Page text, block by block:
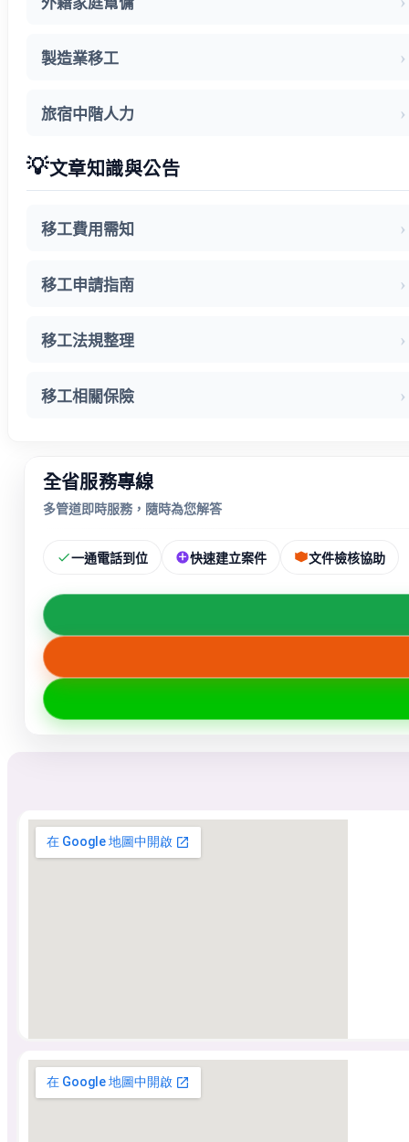
外籍家庭幫傭
製造業移工
旅宿中階人力
💡文章知識與公告
移工費用需知
移工申請指南
移工法規整理
移工相關保險
全省服務專線
多管道即時服務，隨時為您解答
一通電話到位 快速建立案件 文件檢核協助